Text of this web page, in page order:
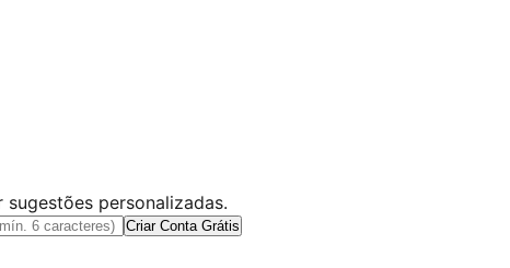
personalizadas.
Criar Conta Grátis